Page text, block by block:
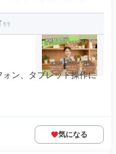
ン、タブレット操作に
気になる